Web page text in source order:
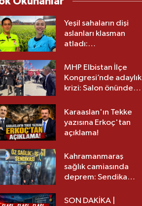
Yeşil sahaların dişi
aslanları klasman
atladı:
üst lige iki transfer!
MHP Elbistan İlçe
Kongresi’nde adaylık
krizi: Salon önünde
Karaaslan'ın Tekke
yazısına Erkoç'tan
açıklama!
Kahramanmaraş
sağlık camiasında
deprem: Sendika
SON DAKİKA |